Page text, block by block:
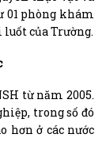
01 phòng khám
của Trường.
từ năm 2005.
trong số đó
hơn ở các nước